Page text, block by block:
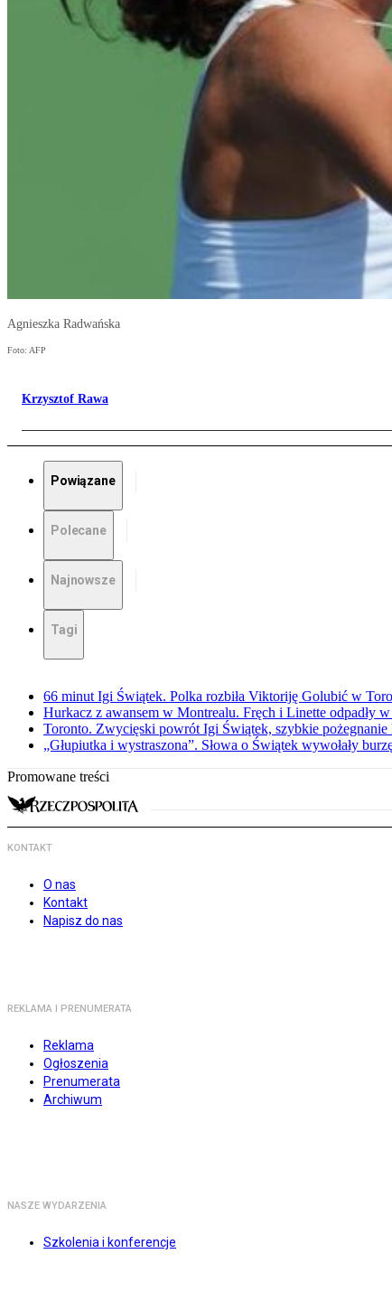
Agnieszka Radwańska
Foto: AFP
Krzysztof Rawa
Powiązane
Polecane
Najnowsze
Tagi
66 minut Igi Świątek. Polka rozbiła Viktoriję Golubić w
Hurkacz z awansem w Montrealu. Fręch i Linette odpadły
Toronto. Zwycięski powrót Igi Świątek, szybkie
„Głupiutka i wystraszona”. Słowa o Świątek wywołały
Promowane treści
KONTAKT
O nas
Kontakt
Napisz do nas
REKLAMA I PRENUMERATA
Reklama
Ogłoszenia
Prenumerata
Archiwum
NASZE WYDARZENIA
Szkolenia i konferencje